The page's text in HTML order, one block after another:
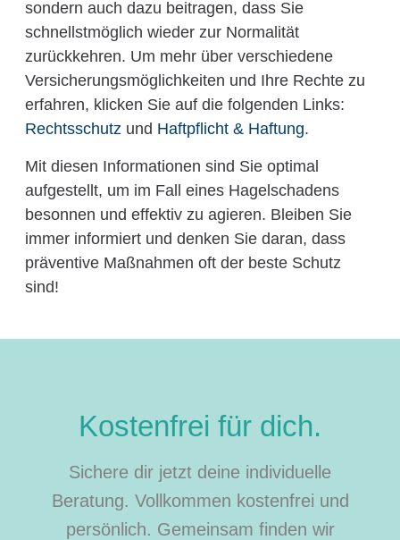
sondern auch dazu beitragen, dass Sie
schnellstmöglich wieder zur Normalität
zurückkehren. Um mehr über verschiedene
Versicherungsmöglichkeiten und Ihre Rechte zu
erfahren, klicken Sie auf die folgenden Links:
Rechtsschutzund Haftpflicht & Haftung.
Mit diesen Informationen sind Sie optimal
aufgestellt, um im Fall eines Hagelschadens
besonnen und effektiv zu agieren. Bleiben Sie
immer informiert und denken Sie daran, dass
präventive Maßnahmen oft der beste Schutz
sind!
Kostenfrei für dich.
Sichere dir jetzt deine individuelle
Beratung. Vollkommen kostenfrei und
persönlich. Gemeinsam finden wir